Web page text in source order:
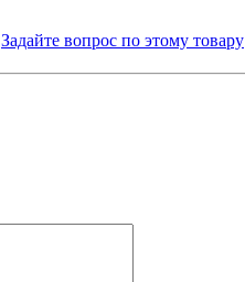
Задайте вопрос по этому товару